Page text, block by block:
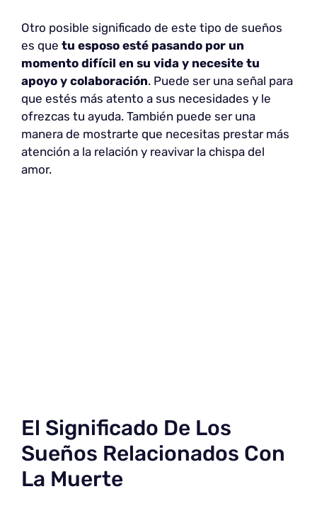
Otro posible significado de este tipo de sueños
es que tu esposo esté pasando por un
momento difícil en su vida y necesite tu
apoyo y colaboración. Puede ser una señal para
que estés más atento a sus necesidades y le
ofrezcas tu ayuda. También puede ser una
manera de mostrarte que necesitas prestar más
atención a la relación y reavivar la chispa del
amor.
El Significado De Los
Sueños Relacionados Con
La Muerte